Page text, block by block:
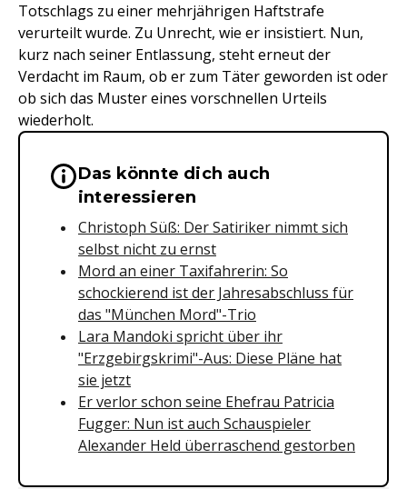
Totschlags zu einer mehrjährigen Haftstrafe
verurteilt wurde. Zu Unrecht, wie er insistiert. Nun,
kurz nach seiner Entlassung, steht erneut der
Verdacht im Raum, ob er zum Täter geworden ist oder
ob sich das Muster eines vorschnellen Urteils
wiederholt.
Wichtige Hinweise &
Das könnte dich auch
interessieren
Christoph Süß: Der Satiriker nimmt sich
selbst nicht zu ernst
Mord an einer Taxifahrerin: So
schockierend ist der Jahresabschluss für
das "München Mord"-Trio
Lara Mandoki spricht über ihr
"Erzgebirgskrimi"-Aus: Diese Pläne hat
sie jetzt
Er verlor schon seine Ehefrau Patricia
Fugger: Nun ist auch Schauspieler
Alexander Held überraschend gestorben